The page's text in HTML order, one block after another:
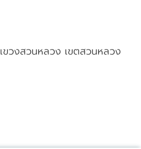
วงสวนหลวง เขตสวนหลวง